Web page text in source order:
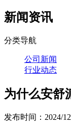
新闻资讯
分类导航
公司新闻
行业动态
为什么安舒
发布时间：2024/